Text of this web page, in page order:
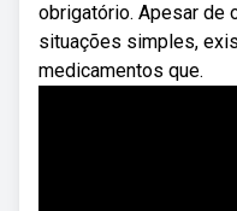
obrigatório. Apesar de
situações simples,
medicamentos que.